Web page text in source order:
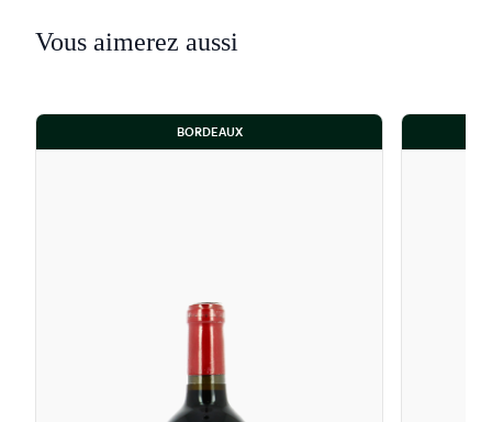
Vous aimerez aussi
BORDEAUX